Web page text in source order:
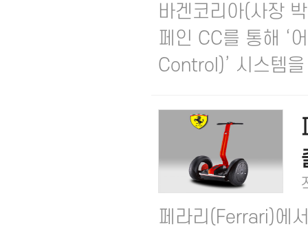
바겐코리아(사장
페인 CC를 통해 ‘
Control)’ 시스템
페라리(Ferrari)에